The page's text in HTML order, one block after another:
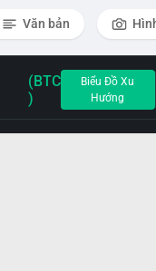
Văn bản
(BTC
)
Biểu Đồ Xu
Hướng